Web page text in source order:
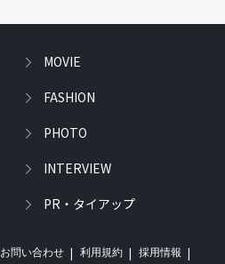
MOVIE
FASHION
PHOTO
INTERVIEW
PR・タイアップ
お問い合わせ 利用規約 採用情報